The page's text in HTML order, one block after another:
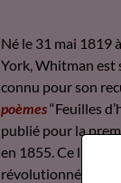
Né le 31 mai 1819
York, Whitman
connu pour son
poèmes“Feuilles
publié pour la
en 1855. Ce livre a
révolutionné la